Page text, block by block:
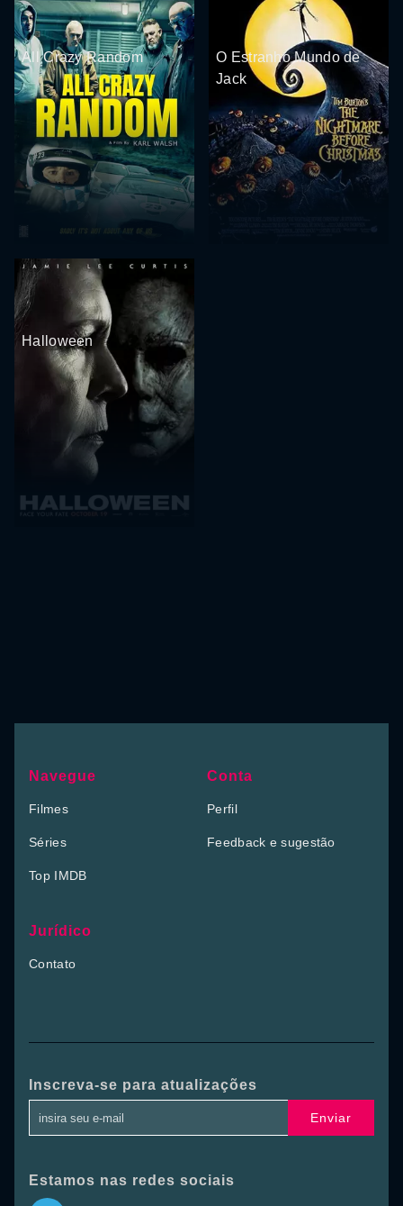
All Crazy Random
O Estranho Mundo de
Jack
Halloween
Navegue
Filmes
Séries
Top IMDB
Conta
Perfil
Feedback e sugestão
Jurídico
Contato
Inscreva-se para atualizações
Enviar
Estamos nas redes sociais